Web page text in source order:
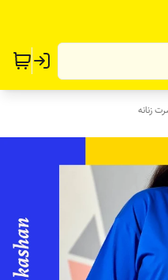
زنانه